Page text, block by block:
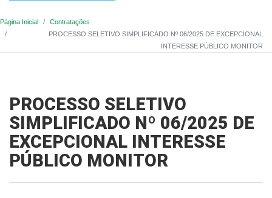
Página Inicial
Contratações
PROCESSO SELETIVO SIMPLIFICADO Nº 06/2025 DE EXCEPCIONAL
INTERESSE PÚBLICO MONITOR
PROCESSO SELETIVO
SIMPLIFICADO Nº 06/2025 DE
EXCEPCIONAL INTERESSE
PÚBLICO MONITOR